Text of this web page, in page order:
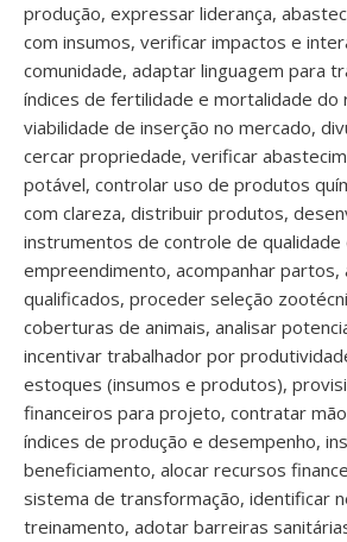
produção, expressar liderança,
com insumos, verificar impactos e
comunidade, adaptar linguagem para
índices de fertilidade e mortalidade do
viabilidade de inserção no mercado,
cercar propriedade, verificar
potável, controlar uso de produtos
com clareza, distribuir produtos,
instrumentos de controle de qualidade
empreendimento, acompanhar partos,
qualificados, proceder seleção
coberturas de animais, analisar
incentivar trabalhador por
estoques (insumos e produtos),
financeiros para projeto, contratar
índices de produção e desempenho,
beneficiamento, alocar recursos
sistema de transformação, identificar
treinamento, adotar barreiras